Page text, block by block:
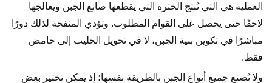
العملية هي التي تُنتج الخثرة التي يقطعها صانع الجبن ويعالجها
لاحقًا حتى يحصل على القوام المطلوب. وتؤدي المنفحة لذلك دورًا
مباشرًا في تكوين بنية الجبن، لا في تحويل الحليب إلى حامض
فقط.
ولا تُصنع جميع أنواع الجبن بالطريقة نفسها؛ إذ يمكن تخثير بعض